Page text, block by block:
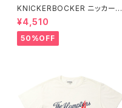
KNICKERBOCKER ニッカーボ
ッカー HEATHER GREY ハン
プトン Tシャツ
¥4,510
50%OFF